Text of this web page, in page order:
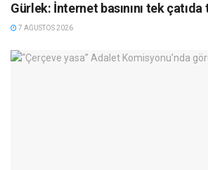
Gürlek: İnternet basınını tek
7 AĞUSTOS 2026